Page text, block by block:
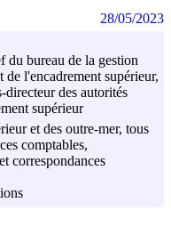
du bureau de la gestion
de l'encadrement supérieur,
directeur des autorités
supérieur
et des outre-mer, tous
comptables,
correspondances
28/05/2023